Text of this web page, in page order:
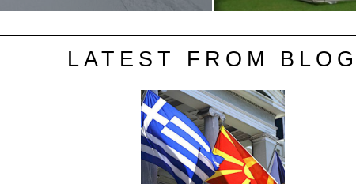
LATEST FROM BLOG